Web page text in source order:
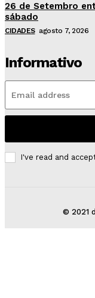
26 de Setembro
sábado
CIDADES agosto 7, 2026
Informativo
I've read and
© 2021